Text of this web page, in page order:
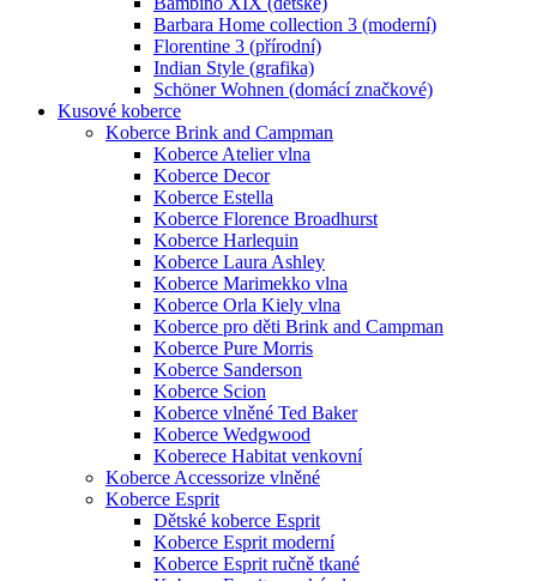
Barbara Home collection 3 (moderní)
Florentine 3 (přírodní)
Indian Style (grafika)
Schöner Wohnen (domácí značkové)
Kusové koberce
Koberce Brink and Campman
Koberce Atelier vlna
Koberce Decor
Koberce Estella
Koberce Florence Broadhurst
Koberce Harlequin
Koberce Laura Ashley
Koberce Marimekko vlna
Koberce Orla Kiely vlna
Koberce pro děti Brink and Campman
Koberce Pure Morris
Koberce Sanderson
Koberce Scion
Koberce vlněné Ted Baker
Koberce Wedgwood
Koberece Habitat venkovní
Koberce Accessorize vlněné
Koberce Esprit
Dětské koberce Esprit
Koberce Esprit moderní
Koberce Esprit ručně tkané